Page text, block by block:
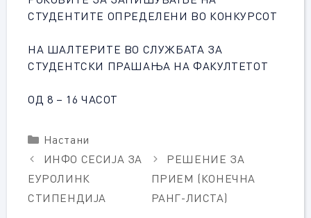
СТУДЕНТИТЕ ОПРЕДЕЛЕНИ ВО КОНКУРСОТ
НА ШАЛТЕРИТЕ ВО СЛУЖБАТА ЗА
СТУДЕНТСКИ ПРАШАЊА НА ФАКУЛТЕТОТ
ОД 8 – 16 ЧАСОТ
Categories
Настани
ИНФО СЕСИЈА ЗА
ЕУРОЛИНК
СТИПЕНДИЈА
РЕШЕНИЕ ЗА
ПРИЕМ (КОНЕЧНА
РАНГ-ЛИСТА)